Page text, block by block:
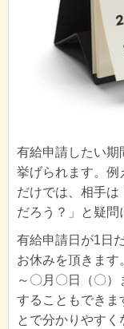
有給申請したい期
挙げられます。例
だけでは、相手
だろう？」と疑問
有給申請日が1日
お休みを頂きます
～〇月〇日（〇
することもできま
とで分かりやす